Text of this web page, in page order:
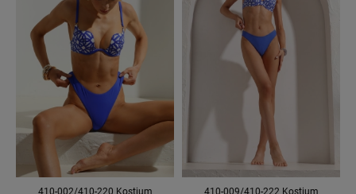
410-002/410-220 Kostium
410-009/410-222 Kostium